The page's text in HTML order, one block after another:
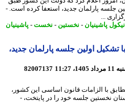
پارلمان جدید، استعفا کرده است. -
...
پاشینیان-نخستین-نخست-پاشینیان
اولین جلسه پارلمان جدید،
82007137
با الزامات قانون اساسی این کشور،
جلسه خود را در پایتخت، -